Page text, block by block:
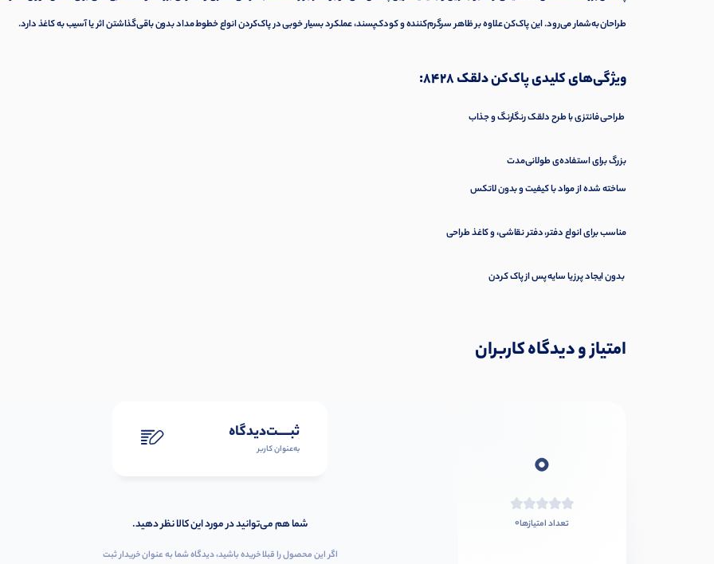
طراحان به‌شمار می‌رود. این پاک‌کن علاوه بر ظاهر سرگرم‌کننده و کودک‌پسند، عملکرد بسیار خوبی در پاک‌کردن انواع خطوط مداد بدون باقی‌گذاشتن اثر یا آسیب به کاغذ دارد.
ویژگی‌های کلیدی پاک‌کن دلقک 8428:
طراحی فانتزی با طرح دلقک رنگارنگ و جذاب
بزرگ برای استفاده‌ی طولانی‌مدت
ساخته شده از مواد با کیفیت و بدون لاتکس
مناسب برای انواع دفتر، دفتر نقاشی، و کاغذ طراحی
بدون ایجاد پرز یا سایه پس از پاک کردن
امتیاز و دیدگاه کاربران
0
تعداد امتیازها0
ثبـــــت‌دیدگاه
به‌عنوان کاربر
شما هم می‌توانید در مورد این کالا نظر دهید.
اگر این محصول را قبلا خریده باشید، دیدگاه شما به عنوان خریدار ثبت